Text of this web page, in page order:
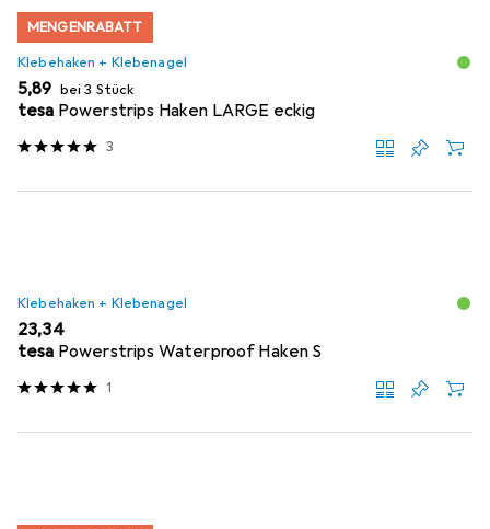
MENGENRABATT
Klebehaken + Klebenagel
EUR
5,89 bei 3 Stück
tesa Powerstrips Haken LARGE eckig
3
Klebehaken + Klebenagel
EUR
23,34
tesa Powerstrips Waterproof Haken S
1